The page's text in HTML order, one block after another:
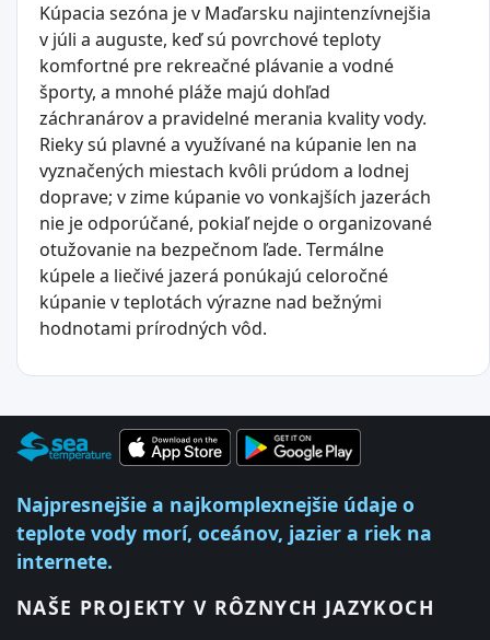
Kúpacia sezóna je v Maďarsku najintenzívnejšia
v júli a auguste, keď sú povrchové teploty
komfortné pre rekreačné plávanie a vodné
športy, a mnohé pláže majú dohľad
záchranárov a pravidelné merania kvality vody.
Rieky sú plavné a využívané na kúpanie len na
vyznačených miestach kvôli prúdom a lodnej
doprave; v zime kúpanie vo vonkajších jazerách
nie je odporúčané, pokiaľ nejde o organizované
otužovanie na bezpečnom ľade. Termálne
kúpele a liečivé jazerá ponúkajú celoročné
kúpanie v teplotách výrazne nad bežnými
hodnotami prírodných vôd.
Najpresnejšie a najkomplexnejšie údaje o
teplote vody morí, oceánov, jazier a riek na
internete.
NAŠE PROJEKTY V RÔZNYCH JAZYKOCH